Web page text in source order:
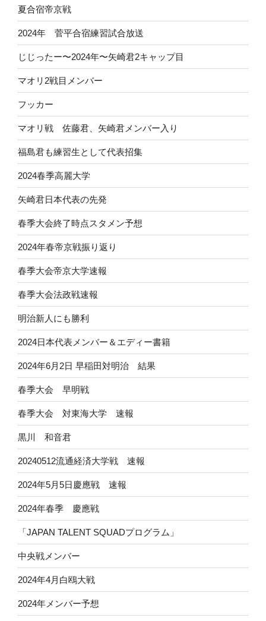
夏合宿帝京戦
2024年 菅平合宿練習試合放送
じじったー〜2024年〜矢崎君2キャップ目
マオリ2戦目メンバー
フッカー
マオリ戦 佐藤君、矢崎君メンバー入り
福島君も練習生として代表招集
2024春季高麗大学
矢崎君日本代表の先発
春季大会終了時点スタメン予想
2024年春帝京戦振り返り
春季大会帝京大学速報
春季大会法政戦速報
明治新人にも勝利
2024日本代表メンバー＆エディー書籍
2024年6月2日 早稲田対明治 結果
春季大会 早明戦
春季大会 対東海大学 速報
黒川 和音君
20240512流通経済大学戦 速報
2024年5月5日慶應戦 速報
2024年春季 慶應戦
「JAPAN TALENT SQUADプログラム」
中央戦メンバー
2024年4月白鴎大戦
2024年メンバー予想